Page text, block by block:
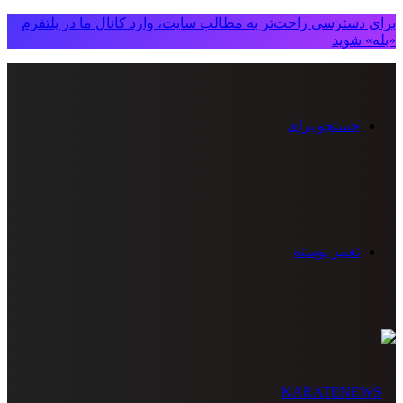
برای دسترسی راحت‌تر به مطالب سایت، وارد کانال ما در پلتفرم
«بله» شوید
جستجو برای
تغییر پوسته